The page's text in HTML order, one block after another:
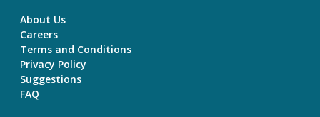
About Us
Careers
Terms and Conditions
Privacy Policy
Suggestions
FAQ